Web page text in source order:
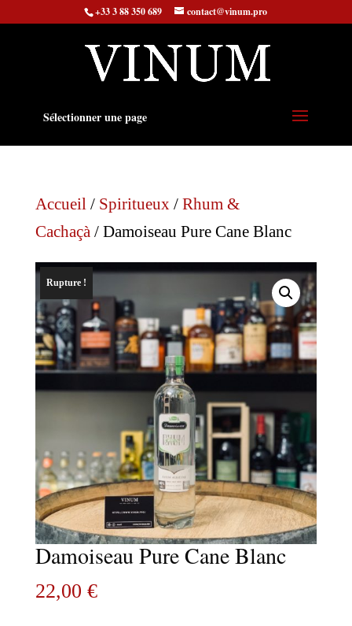
+33 3 88 350 689 contact@vinum.pro
Sélectionner une page
Accueil/ Spiritueux/ Rhum &
Cachaçà/ Damoiseau Pure Cane Blanc
Rupture !
Damoiseau Pure Cane Blanc
22,00 €